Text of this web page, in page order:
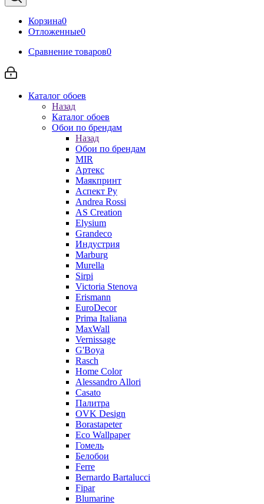
Корзина0
Отложенные0
Сравнение товаров0
Каталог обоев
Назад
Каталог обоев
Обои по брендам
Назад
Обои по брендам
MIR
Артекс
Маякпринт
Аспект Ру
Andrea Rossi
AS Creation
Elysium
Grandeco
Индустрия
Marburg
Murella
Sirpi
Victoria Stenova
Erismann
EuroDecor
Prima Italiana
MaxWall
Vernissage
G'Boya
Rasch
Home Color
Alessandro Allori
Casato
Палитра
OVK Design
Borastapeter
Eco Wallpaper
Гомель
Белобои
Ferre
Bernardo Bartalucci
Fipar
Blumarine